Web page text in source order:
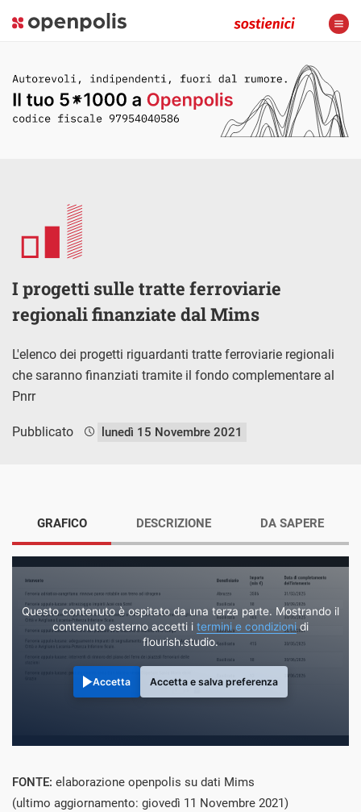
I progetti sulle tratte ferroviarie
regionali finanziate dal Mims
L'elenco dei progetti riguardanti tratte ferroviarie regionali
che saranno finanziati tramite il fondo complementare al
Pnrr
Pubblicato lunedì 15 Novembre 2021
GRAFICO
Questo contenuto è ospitato da una terza parte. Mostrando il
contenuto esterno accetti i termini e condizionidi
flourish.studio.
Accetta Accetta e salva preferenza
DESCRIZIONE DA SAPERE
FONTE: elaborazione openpolis su dati Mims
(ultimo aggiornamento: giovedì 11 Novembre 2021)